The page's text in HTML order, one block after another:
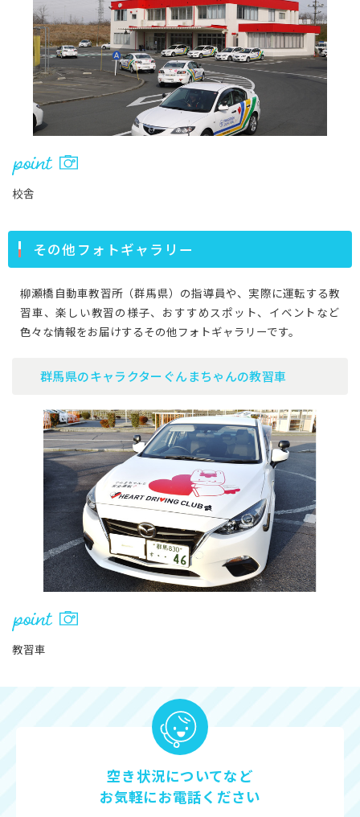
校舎
その他フォトギャラリー
柳瀬橋自動車教習所（群馬県）の指導員や、実際に運転する教
習車、楽しい教習の様子、おすすめスポット、イベントなど
色々な情報をお届けするその他フォトギャラリーです。
群馬県のキャラクターぐんまちゃんの教習車
教習車
空き状況についてなど
お気軽にお電話ください